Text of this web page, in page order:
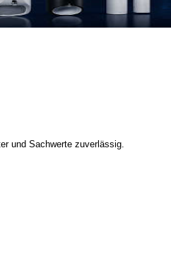
und Sachwerte zuverlässig.